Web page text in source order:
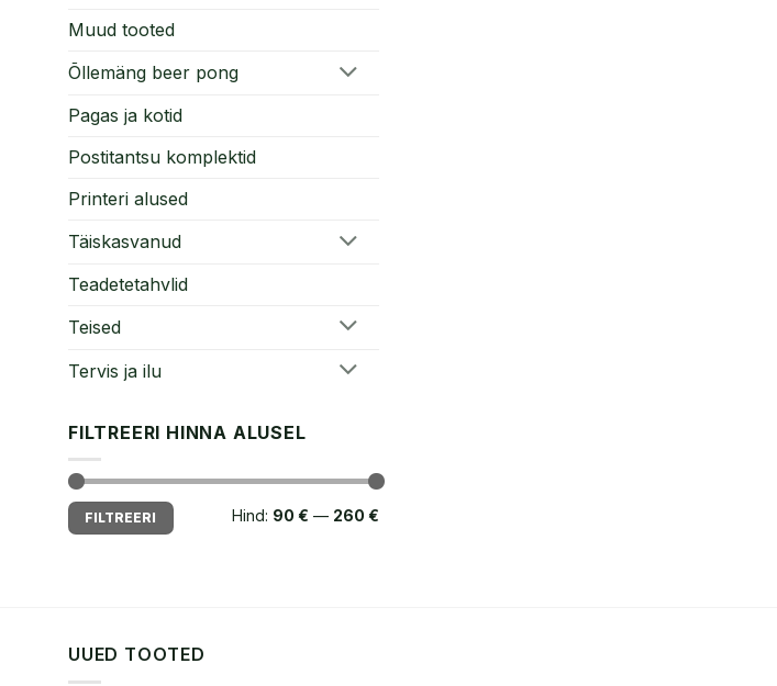
Muud tooted
Õllemäng beer pong
Pagas ja kotid
Postitantsu komplektid
Printeri alused
Täiskasvanud
Teadetetahvlid
Teised
Tervis ja ilu
FILTREERI HINNA ALUSEL
Minimaalne
hind
Maksimaalne
hind
FILTREERI Hind: 90 € — 260 €
UUED TOOTED